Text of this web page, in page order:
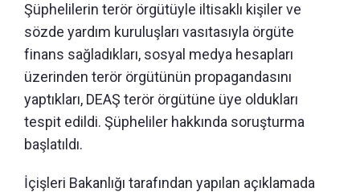
Şüphelilerin terör örgütüyle iltisaklı kişiler ve
sözde yardım kuruluşları vasıtasıyla örgüte
finans sağladıkları, sosyal medya hesapları
üzerinden terör örgütünün propagandasını
yaptıkları, DEAŞ terör örgütüne üye oldukları
tespit edildi. Şüpheliler hakkında soruşturma
başlatıldı.
İçişleri Bakanlığı tarafından yapılan açıklamada